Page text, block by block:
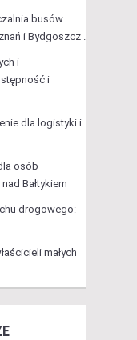
busów
i Bydgoszcz .
i
i
dla logistyki i
osób
Bałtykiem
drogowego:
małych